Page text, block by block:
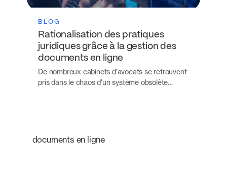
BLOG
Rationalisation des pratiques
juridiques grâce à la gestion des
documents en ligne
De nombreux cabinets d'avocats se retrouvent
pris dans le chaos d'un système obsolète…
documents en ligne